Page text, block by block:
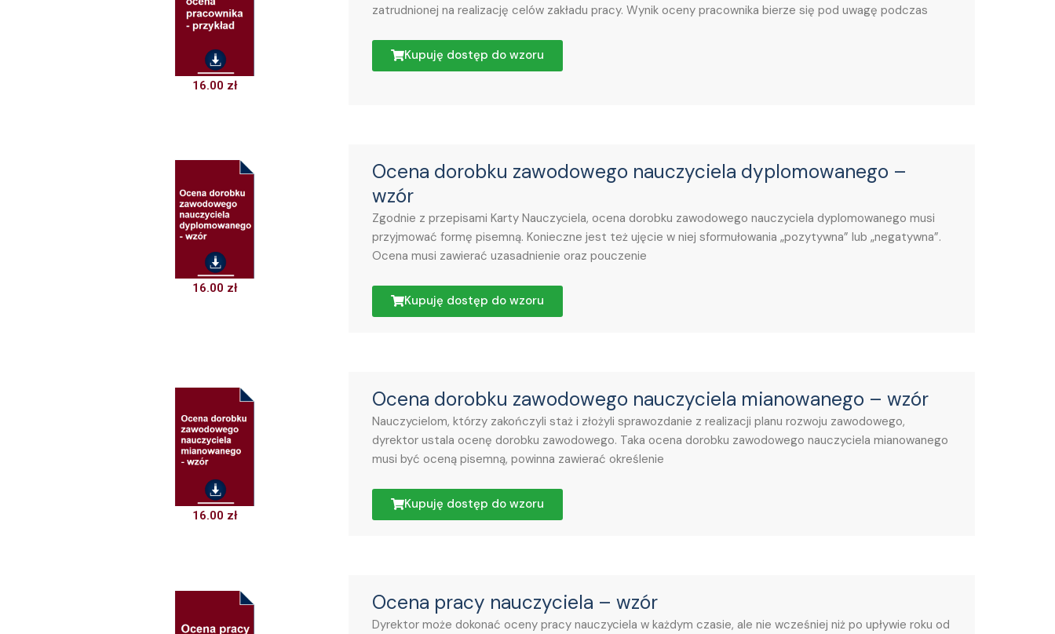
16.00 zł
zatrudnionej na realizację celów zakładu pracy. Wynik oceny pracownika bierze się pod uwagę podczas
Kupuję dostęp do wzoru
16.00 zł
Ocena dorobku zawodowego nauczyciela dyplomowanego –
wzór
Zgodnie z przepisami Karty Nauczyciela, ocena dorobku zawodowego nauczyciela dyplomowanego musi
przyjmować formę pisemną. Konieczne jest też ujęcie w niej sformułowania „pozytywna” lub „negatywna”.
Ocena musi zawierać uzasadnienie oraz pouczenie
Kupuję dostęp do wzoru
16.00 zł
Ocena dorobku zawodowego nauczyciela mianowanego – wzór
Nauczycielom, którzy zakończyli staż i złożyli sprawozdanie z realizacji planu rozwoju zawodowego,
dyrektor ustala ocenę dorobku zawodowego. Taka ocena dorobku zawodowego nauczyciela mianowanego
musi być oceną pisemną, powinna zawierać określenie
Kupuję dostęp do wzoru
Ocena pracy nauczyciela – wzór
Dyrektor może dokonać oceny pracy nauczyciela w każdym czasie, ale nie wcześniej niż po upływie roku od